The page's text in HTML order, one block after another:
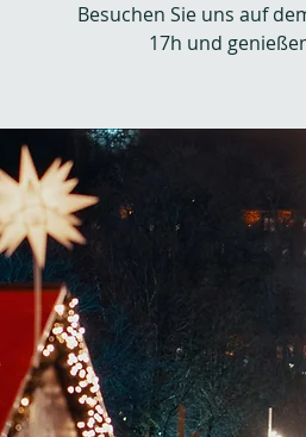
Besuchen Sie uns auf
17h und